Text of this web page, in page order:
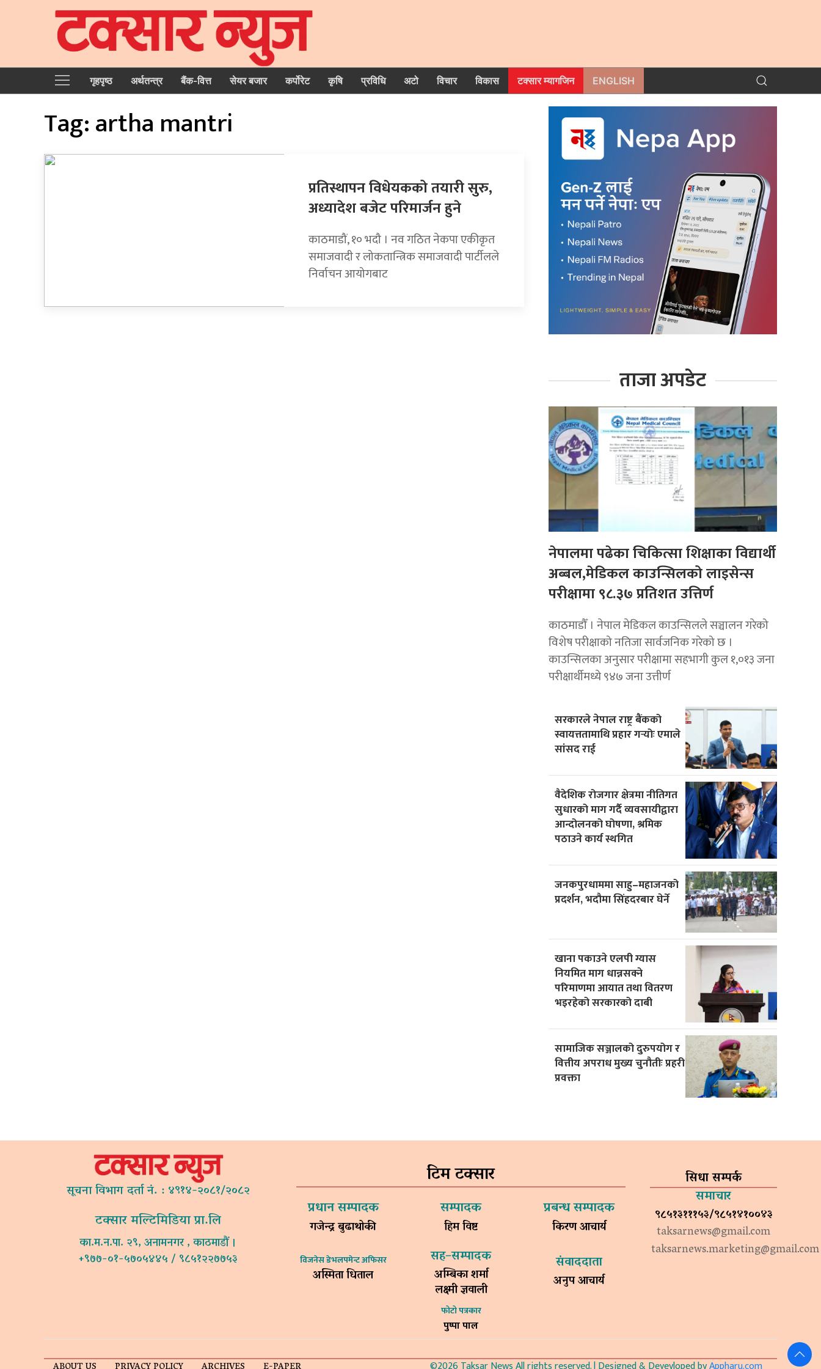
गृहपृष्‍ठ अर्थतन्त्र बैंक-वित्त सेयर बजार कर्पोरेट कृषि प्रविधि अटो विचार विकास टक्सार म्यागजिन ENGLISH
Tag:artha mantri
प्रतिस्थापन विधेयकको तयारी सुरु,
अध्यादेश बजेट परिमार्जन हुने
काठमाडौं, १० भदौ । नव गठित नेकपा एकीकृत
समाजवादी र लोकतान्त्रिक समाजवादी पार्टीलले
निर्वाचन आयोगबाट
ताजा अपडेट
नेपालमा पढेका चिकित्सा शिक्षाका विद्यार्थी
अब्बल,मेडिकल काउन्सिलको लाइसेन्स
परीक्षामा ९८.३७ प्रतिशत उत्तिर्ण
काठमाडौँ । नेपाल मेडिकल काउन्सिलले सञ्चालन गरेको
विशेष परीक्षाको नतिजा सार्वजनिक गरेको छ ।
काउन्सिलका अनुसार परीक्षामा सहभागी कुल १,०१३ जना
परीक्षार्थीमध्ये ९४७ जना उत्तीर्ण
सरकारले नेपाल राष्ट्र बैंकको
स्वायत्ततामाथि प्रहार गर्‍योः एमाले
सांसद राई
वैदेशिक रोजगार क्षेत्रमा नीतिगत
सुधारको माग गर्दै व्यवसायीद्वारा
आन्दोलनको घोषणा, श्रमिक
पठाउने कार्य स्थगित
जनकपुरधाममा साहु–महाजनको
प्रदर्शन, भदौमा सिंहदरबार घेर्ने
खाना पकाउने एलपी ग्यास
नियमित माग धान्नसक्ने
परिमाणमा आयात तथा वितरण
भइरहेको सरकारको दाबी
सामाजिक सञ्जालको दुरुपयोग र
वित्तीय अपराध मुख्य चुनौतीः प्रहरी
प्रवक्ता
सूचना विभाग दर्ता नं. : ४९१४-२०८१/२०८२
टक्सार मल्टिमिडिया प्रा.लि
का.म.न.पा. २९, अनामनगर , काठमाडौं ।
+९७७-०१-५७०५४४५ / ९८५१२२७७५३
टिम टक्सार
प्रधान सम्पादक
गजेन्द्र बुढाथोकी
सम्पादक
हिम विष्ट
प्रबन्ध सम्पादक
किरण आचार्य
विजनेस डेभलपमेन्ट अफिसर
अस्मिता धिताल
सह–सम्पादक
अम्बिका शर्मा
लक्ष्मी ज्ञवाली
फोटो पत्रकार
पुष्पा पाल
संवाददाता
अनुप आचार्य
सिधा सम्पर्क
समाचार
९८५१३१११५३/९८५१४१००४३
taksarnews@gmail.com
taksarnews.marketing@gmail.com